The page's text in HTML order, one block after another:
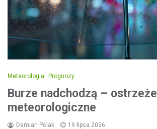
Meteorologia Prognozy
Burze nadchodzą –
meteorologiczne
Damian Polak 19 lipca 2026